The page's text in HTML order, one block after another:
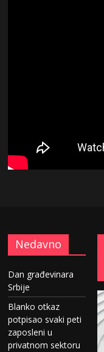
Nedavno
Dan građevinara
Srbije
Blanko otkaz
potpisao svaki peti
zaposleni u
privatnom sektoru